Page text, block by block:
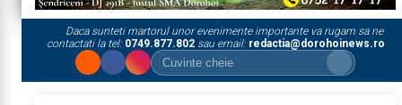
Daca sunteti martorul unor evenimente importante va rugam sa ne
contactati la tel: 0749.877.802sau email: redactia@dorohoinews.ro